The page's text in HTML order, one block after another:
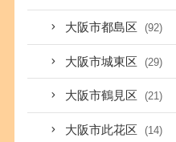
大阪市都島区 (92)
大阪市城東区 (29)
大阪市鶴見区 (21)
大阪市此花区 (14)